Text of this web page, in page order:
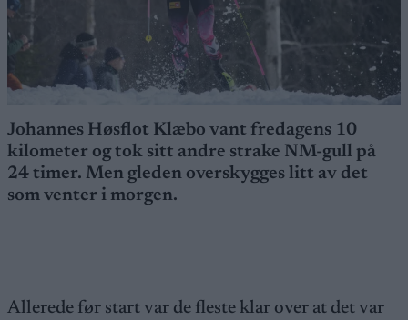
Johannes Høsflot Klæbo vant fredagens 10
kilometer og tok sitt andre strake NM-gull på
24 timer. Men gleden overskygges litt av det
som venter i morgen.
Allerede før start var de fleste klar over at det var